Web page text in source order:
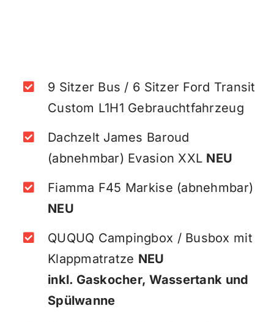
9 Sitzer Bus / 6 Sitzer Ford Transit
Custom L1H1 Gebrauchtfahrzeug
Dachzelt James Baroud
(abnehmbar) Evasion XXL NEU
Fiamma F45 Markise (abnehmbar)
NEU
QUQUQ Campingbox / Busbox mit
Klappmatratze NEU
inkl. Gaskocher, Wassertank und
Spülwanne